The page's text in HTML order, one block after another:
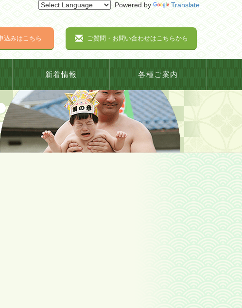
Powered by Translate
込みはこちら ご質問・お問い合わせはこちらから
新着情報 各種ご案内